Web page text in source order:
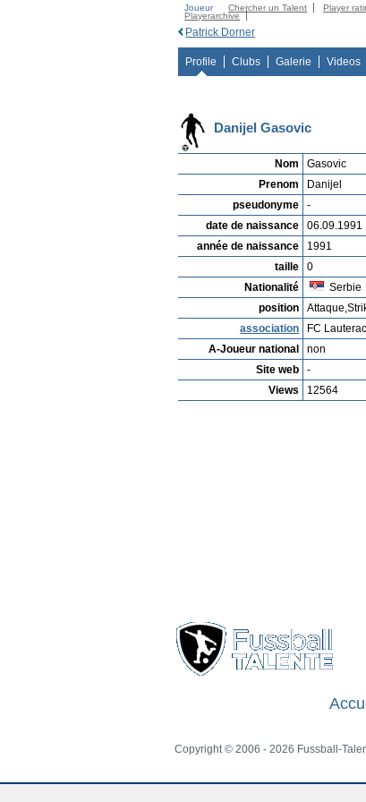
Joueur Chercher un Talent Player
Playerarchive
Patrick Dorner
Profile Clubs Galerie Videos
Danijel Gasovic
Nom
Gasovic
Prenom
Danijel
pseudonyme
-
date de naissance
06.09.1991
année de naissance
1991
taille
0
Nationalité
Serbie
position
association
FC
A-Joueur national
non
Site web
-
Views
12564
Copyright © 2006 - 2026 Fussball-